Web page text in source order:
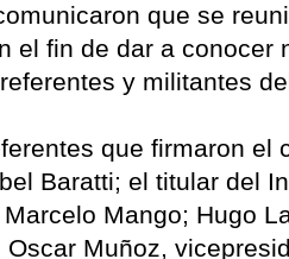
que se
el fin de dar a
y militantes
que firmaron el
Baratti; el titular del
Mango; Hugo
Oscar Muñoz,